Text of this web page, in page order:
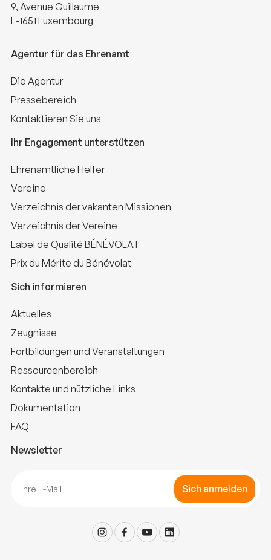
9, Avenue Guillaume
L-1651 Luxembourg
Agentur für das Ehrenamt
Die Agentur
Pressebereich
Kontaktieren Sie uns
Ihr Engagement unterstützen
Ehrenamtliche Helfer
Vereine
Verzeichnis der vakanten Missionen
Verzeichnis der Vereine
Label de Qualité BÉNÉVOLAT
Prix du Mérite du Bénévolat
Sich informieren
Aktuelles
Zeugnisse
Fortbildungen und Veranstaltungen
Ressourcenbereich
Kontakte und nützliche Links
Dokumentation
FAQ
Newsletter
Sich anmelden